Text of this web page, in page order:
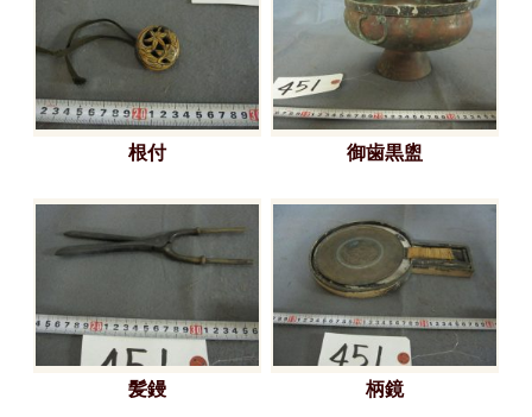
根付 御歯黒盥
髪鏝 柄鏡